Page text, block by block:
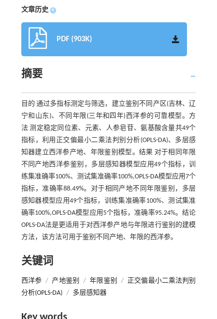
文章历史 +
PDF (903K)
摘要
目的 通过多指标测定与筛选，建立鉴别不同产区(吉林、辽
宁和山东)、不同年限(三年和四年)西洋参的可靠模型。方
法 测定稳定同位素、元素、人参皂苷、氨基酸含量共49个
指标，利用正交偏最小二乘法判别分析(OPLS-DA)、多层感
知器建立西洋参产地、年限鉴别模型。结果 对于相同年限
不同产地西洋参鉴别，多层感知器模型应用49个指标，训
练集准确率100%、测试集准确率100%,OPLS-DA模型应用7个
指标，准确率88.49%。对于相同产地不同年限鉴别，多层
感知器模型应用49个指标，训练集准确率100%、测试集准
确率100%,OPLS-DA模型应用5个指标，准确率95.24%。结论
OPLS-DA法是更适用于对西洋参产地与年限进行鉴别的建模
方法，该方法可用于鉴别不同产地、年限的西洋参。
关键词
西洋参 / 产地鉴别 / 年限鉴别 / 正交偏最小二乘法判别
分析(OPLS-DA) / 多层感知器